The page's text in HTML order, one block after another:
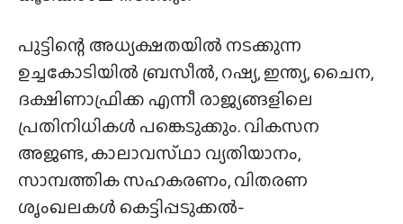
പുട്ടിന്റെ അധ്യക്ഷതയിൽ നടക്കുന്ന
ഉച്ചകോടിയിൽ ബ്രസീൽ, റഷ്യ, ഇന്ത്യ, ചൈന,
ദക്ഷിണാഫ്രിക്ക എന്നീ രാജ്യങ്ങളിലെ
പ്രതിനിധികൾ പങ്കെടുക്കും. വികസന
അജണ്ട, കാലാവസ്‌ഥാ വ്യതിയാനം,
സാമ്പത്തിക സഹകരണം, വിതരണ
ശൃംഖലകൾ കെട്ടിപ്പടുക്കൽ-